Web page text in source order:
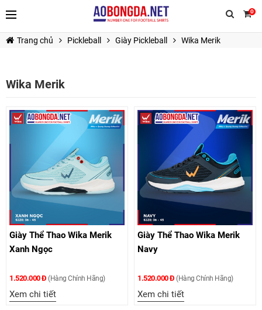
0
TIẾP TỤC MUA HÀNG
Trang chủ Pickleball Giày Pickleball Wika Merik
Wika Merik
Giày Thể Thao Wika Merik
Xanh Ngọc
1.520.000 Đ (Hàng Chính Hãng)
Xem chi tiết
Giày Thể Thao Wika Merik
Navy
1.520.000 Đ (Hàng Chính Hãng)
Xem chi tiết